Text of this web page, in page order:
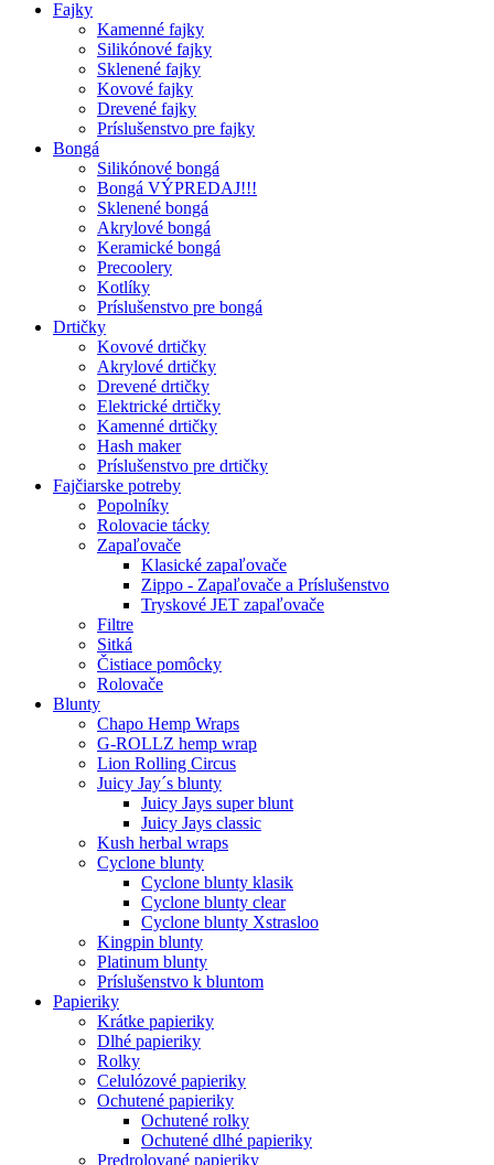
Fajky
Kamenné fajky
Silikónové fajky
Sklenené fajky
Kovové fajky
Drevené fajky
Príslušenstvo pre fajky
Bongá
Silikónové bongá
Bongá VÝPREDAJ!!!
Sklenené bongá
Akrylové bongá
Keramické bongá
Precoolery
Kotlíky
Príslušenstvo pre bongá
Drtičky
Kovové drtičky
Akrylové drtičky
Drevené drtičky
Elektrické drtičky
Kamenné drtičky
Hash maker
Príslušenstvo pre drtičky
Fajčiarske potreby
Popolníky
Rolovacie tácky
Zapaľovače
Klasické zapaľovače
Zippo - Zapaľovače a Príslušenstvo
Tryskové JET zapaľovače
Filtre
Sitká
Čistiace pomôcky
Rolovače
Blunty
Chapo Hemp Wraps
G-ROLLZ hemp wrap
Lion Rolling Circus
Juicy Jay´s blunty
Juicy Jays super blunt
Juicy Jays classic
Kush herbal wraps
Cyclone blunty
Cyclone blunty klasik
Cyclone blunty clear
Cyclone blunty Xstrasloo
Kingpin blunty
Platinum blunty
Príslušenstvo k bluntom
Papieriky
Krátke papieriky
Dlhé papieriky
Rolky
Celulózové papieriky
Ochutené papieriky
Ochutené rolky
Ochutené dlhé papieriky
Predrolované papieriky